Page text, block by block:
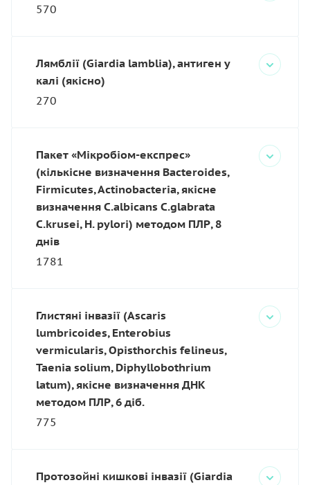
570
Лямблії (Giardia lamblia), антиген у
калі (якісно)
270
Пакет «Мікробіом-експрес»
(кількісне визначення Bacteroides,
Firmicutes, Actinobacteria, якісне
визначення C.albicans C.glabrata
C.krusei, H. pylori) методом ПЛР, 8
днів
1781
Глистяні інвазії (Ascaris
lumbricoides, Enterobius
vermicularis, Opisthorchis felineus,
Taenia solium, Diphyllobothrium
latum), якісне визначення ДНК
методом ПЛР, 6 діб.
775
Протозойні кишкові інвазії (Giardia